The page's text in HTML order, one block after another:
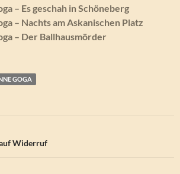
– Es geschah in Schöneberg
– Nachts am Askanischen Platz
– Der Ballhausmörder
GOGA
Widerruf